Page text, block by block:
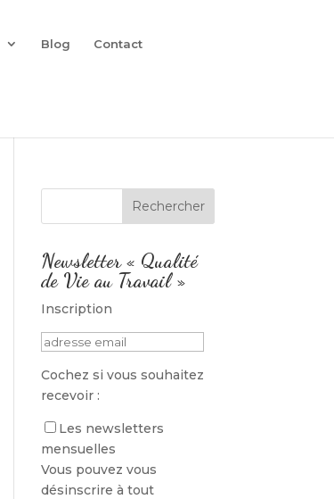
Blog Contact
Newsletter « Qualité
de Vie au Travail »
Inscription
Cochez si vous souhaitez
recevoir :
Les newsletters
mensuelles
Vous pouvez vous
désinscrire à tout